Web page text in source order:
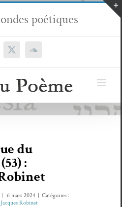
poétiques
X SoundCloud
du
:
6 mars 2024
Catégories :
Jacques Robinet